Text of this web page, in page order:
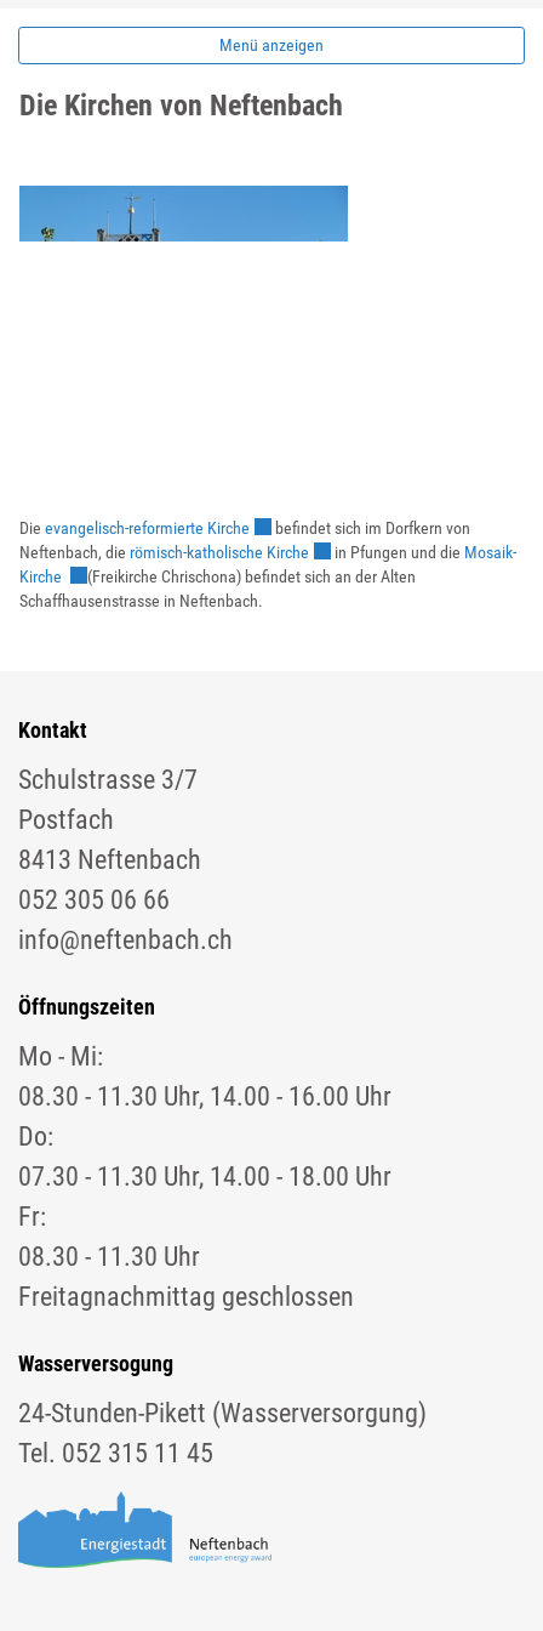
Menü anzeigen
Die Kirchen von Neftenbach
Die evangelisch-reformierte Kirche Externer Link wird in einem neuen Fenster
befindet sich im Dorfkern von
Neftenbach, die römisch-katholische Kirche Externer Link wird in einem
in Pfungen und die Mosaik-
Kirche
Externer Link wird in einem neuen Fenster geöffnet.
(Freikirche Chrischona) befindet sich an der Alten
Schaffhausenstrasse in Neftenbach.
Kontakt
Schulstrasse 3/7
Postfach
8413 Neftenbach
052 305 06 66
info@neftenbach.ch
Öffnungszeiten
Mo - Mi:
08.30 - 11.30 Uhr, 14.00 - 16.00 Uhr
Do:
07.30 - 11.30 Uhr, 14.00 - 18.00 Uhr
Fr:
08.30 - 11.30 Uhr
Freitagnachmittag geschlossen
Wasserversogung
24-Stunden-Pikett (Wasserversorgung)
Tel. 052 315 11 45